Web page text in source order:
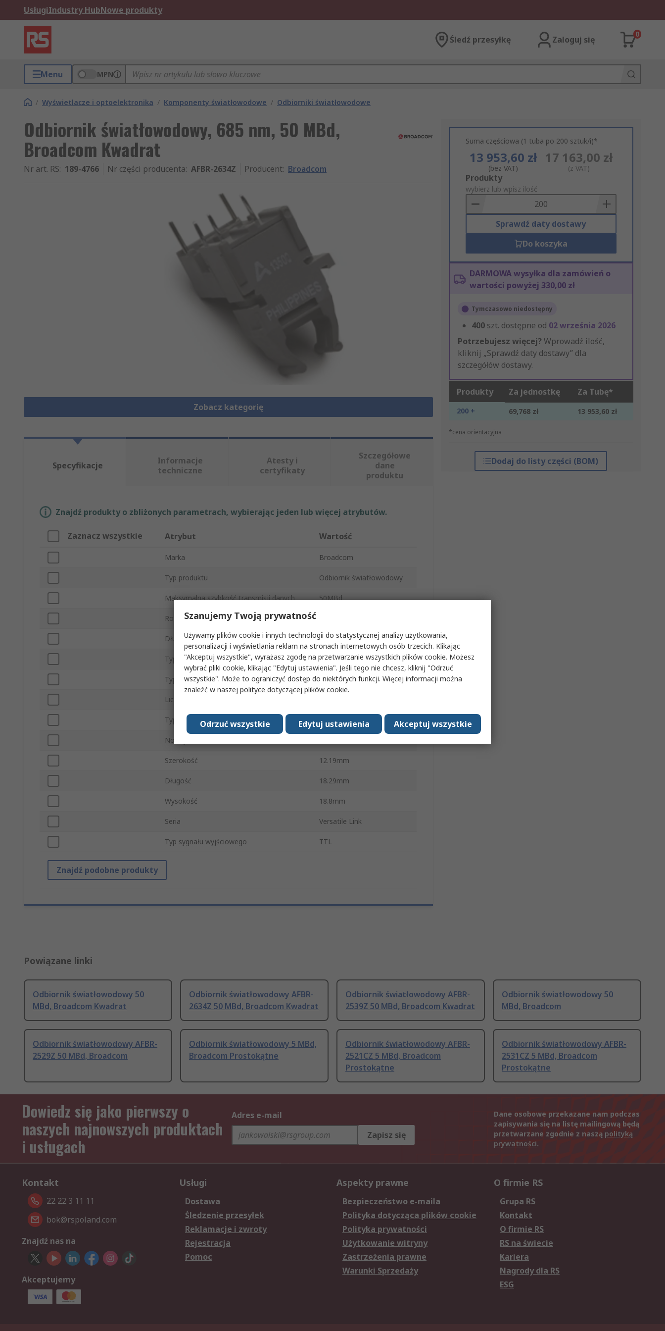
UsługiIndustry HubNowe produkty
Śledź przesyłkę Zaloguj się
0
Menu MPN
/ Wyświetlacze i optoelektronika / Komponenty światłowodowe / Odbiorniki światłowodowe
Odbiornik światłowodowy, 685 nm, 50 MBd,
Broadcom Kwadrat
Nr art. RS: 189-4766 Nr części producenta: AFBR-2634Z Producent: Broadcom
Zobacz kategorię
Suma częściowa (1 tuba po 200 sztuk/i)*
13 953,60 zł
(bez VAT)
17 163,00 zł
(z VAT)
Add
to
Basket
Produkty
wybierz lub wpisz ilość
Sprawdź daty dostawy
Do koszyka
DARMOWA wysyłka dla zamówień o
wartości powyżej 330,00 zł
Tymczasowo niedostępny
400 szt. dostępne od 02 września 2026
Potrzebujesz więcej? Wprowadź ilość,
kliknij „Sprawdź daty dostawy” dla
szczegółów dostawy.
Produkty Za jednostkę Za Tubę*
200 + 69,768 zł 13 953,60 zł
*cena orientacyjna
Dodaj do listy części (BOM)
Specyfikacje
Informacje
techniczne
Atesty i
certyfikaty
Szczegółowe
dane
produktu
Znajdź produkty o zbliżonych parametrach, wybierając jeden lub więcej atrybutów.
Zaznacz wszystkie Atrybut Wartość
Marka Broadcom
Typ produktu Odbiornik światłowodowy
Maksymalna szybkość transmisji danych 50MBd
Rozmiar złącza
Długość fali dla szczytowej czułości 685nm
Typowy czas narastania sygnału 5ns
Typowy czas opadania sygnału 5ns
Liczba styków
Typ montażu Otwór przelotowy
Normy/Zatwierdzenia
Szerokość 12.19mm
Długość 18.29mm
Wysokość 18.8mm
Seria Versatile Link
Typ sygnału wyjściowego TTL
Znajdź podobne produkty
Powiązane linki
Odbiornik światłowodowy 50
MBd, Broadcom Kwadrat
Odbiornik światłowodowy AFBR-
2634Z 50 MBd, Broadcom Kwadrat
Odbiornik światłowodowy AFBR-
2539Z 50 MBd, Broadcom Kwadrat
Odbiornik światłowodowy 50
MBd, Broadcom
Odbiornik światłowodowy AFBR-
2529Z 50 MBd, Broadcom
Odbiornik światłowodowy 5 MBd,
Broadcom Prostokątne
Odbiornik światłowodowy AFBR-
2521CZ 5 MBd, Broadcom
Prostokątne
Odbiornik światłowodowy AFBR-
2531CZ 5 MBd, Broadcom
Prostokątne
Dowiedz się jako pierwszy o
naszych najnowszych produktach
i usługach
Adres e-mail
Zapisz się
Dane osobowe przekazane nam podczas
zapisywania się na listę mailingową będą
przetwarzane zgodnie z naszą polityką
prywatności.
Kontakt
22 22 3 11 11
bok@rspoland.com
Znajdź nas na
Akceptujemy
Usługi
Dostawa
Śledzenie przesyłek
Reklamacje i zwroty
Rejestracja
Pomoc
Aspekty prawne
Bezpieczeństwo e-maila
Polityka dotycząca plików cookie
Polityka prywatności
Użytkowanie witryny
Zastrzeżenia prawne
Warunki Sprzedaży
O firmie RS
Grupa RS
Kontakt
O firmie RS
RS na świecie
Kariera
Nagrody dla RS
ESG
Szanujemy Twoją prywatność
Używamy plików cookie i innych technologii do statystycznej analizy użytkowania,
personalizacji i wyświetlania reklam na stronach internetowych osób trzecich. Klikając
"Akceptuj wszystkie", wyrażasz zgodę na przetwarzanie wszystkich plików cookie. Możesz
wybrać pliki cookie, klikając "Edytuj ustawienia". Jeśli tego nie chcesz, kliknij "Odrzuć
wszystkie". Może to ograniczyć dostęp do niektórych funkcji. Więcej informacji można
znaleźć w naszej polityce dotyczącej plików cookie.
Akceptuj wszystkie
Edytuj ustawienia
Odrzuć wszystkie